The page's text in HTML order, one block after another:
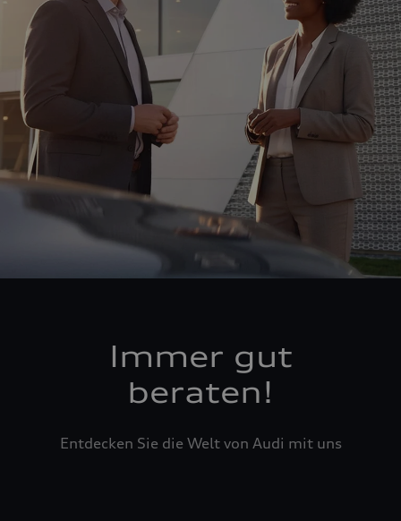
Immer gut
beraten!
Entdecken Sie die Welt von Audi mit uns